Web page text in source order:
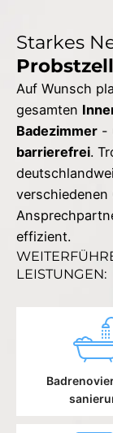
Starkes
Auf Wunsch
gesamten
Badezimmer -
barrierefrei.
verschiedenen
effizient.
LEISTUNGEN: